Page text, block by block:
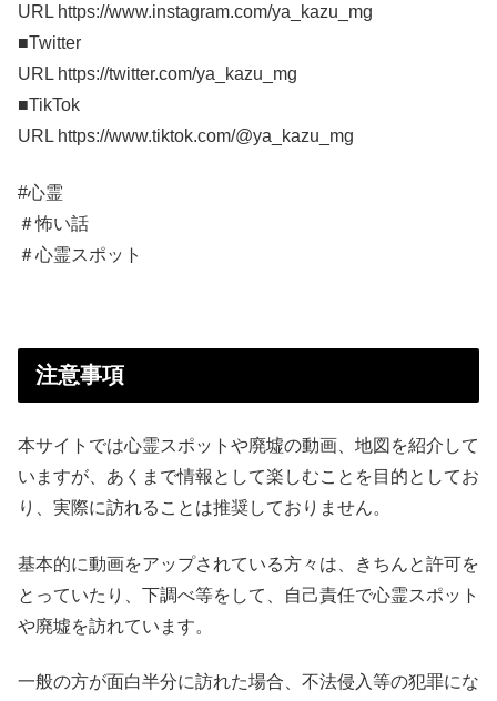
URL https://www.instagram.com/ya_kazu_mg
■Twitter
URL https://twitter.com/ya_kazu_mg
■TikTok
URL https://www.tiktok.com/@ya_kazu_mg
#心霊
＃怖い話
＃心霊スポット
注意事項
本サイトでは心霊スポットや廃墟の動画、地図を紹介して
いますが、あくまで情報として楽しむことを目的としてお
り、実際に訪れることは推奨しておりません。
基本的に動画をアップされている方々は、きちんと許可を
とっていたり、下調べ等をして、自己責任で心霊スポット
や廃墟を訪れています。
一般の方が面白半分に訪れた場合、不法侵入等の犯罪にな